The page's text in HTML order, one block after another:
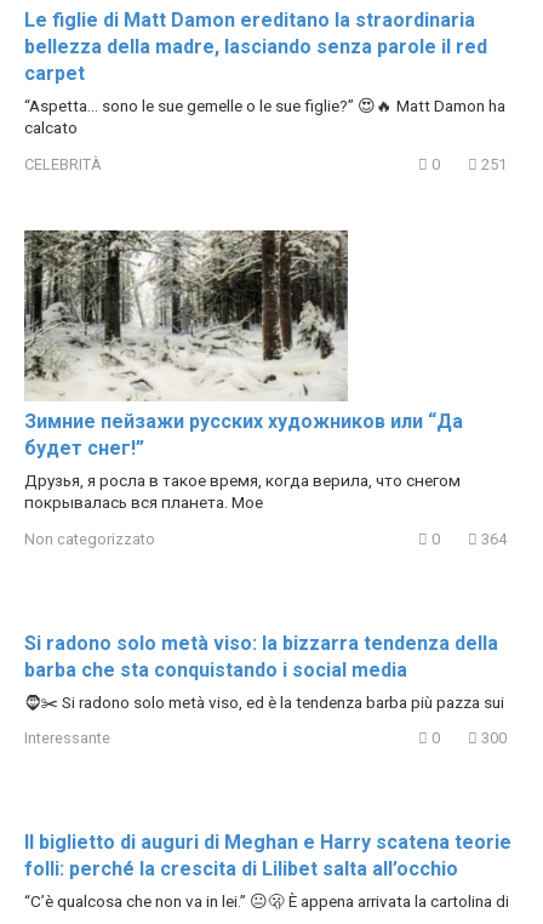
Le figlie di Matt Damon ereditano la straordinaria
bellezza della madre, lasciando senza parole il red
carpet
“Aspetta… sono le sue gemelle o le sue figlie?” 😍🔥 Matt Damon ha
calcato
CELEBRITÀ 0 251
Зимние пейзажи русских художников или “Да
будет снег!”
Друзья, я росла в такое время, когда верила, что снегом
покрывалась вся планета. Мое
Non categorizzato 0 364
Si radono solo metà viso: la bizzarra tendenza della
barba che sta conquistando i social media
🧔✂️ Si radono solo metà viso, ed è la tendenza barba più pazza sui
Interessante 0 300
Il biglietto di auguri di Meghan e Harry scatena teorie
folli: perché la crescita di Lilibet salta all’occhio
“C’è qualcosa che non va in lei.” 😐🫢 È appena arrivata la cartolina di